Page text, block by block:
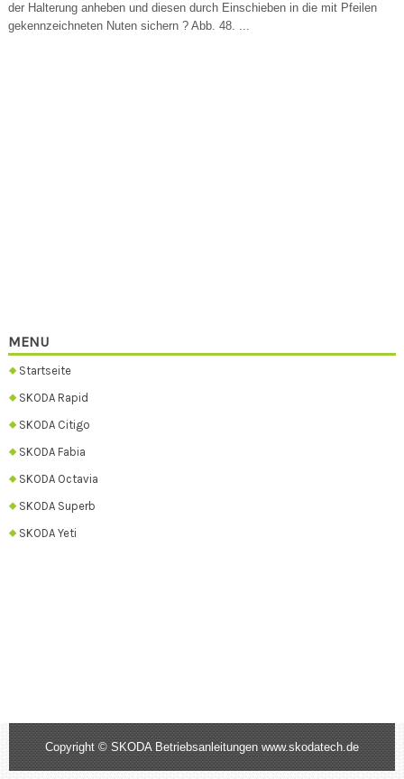
der Halterung anheben und diesen durch Einschieben in die mit Pfeilen
gekennzeichneten Nuten sichern ? Abb. 48. ...
MENU
Startseite
SKODA Rapid
SKODA Citigo
SKODA Fabia
SKODA Octavia
SKODA Superb
SKODA Yeti
Copyright © SKODA Betriebsanleitungen www.skodatech.de